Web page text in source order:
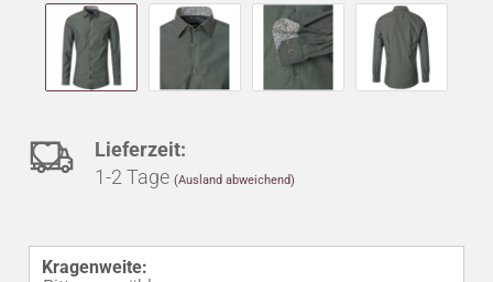
Auf
den
Lieferzeit:
1-2 Tage(Ausland abweichend)
Kragenweite: